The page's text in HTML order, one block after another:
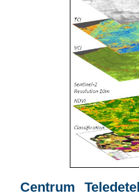
Centrum